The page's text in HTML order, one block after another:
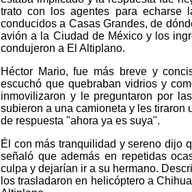
trato con los agentes para echarse
conducidos a Casas Grandes, de
avión a la Ciudad de México y los
condujeron a El Altiplano.
Héctor Mario, fue más breve y
escuchó que quebraban vidrios y
inmovilizaron y le preguntaron por
subieron a una camioneta y les tiraron
de respuesta "ahora ya es suya".
Él con más tranquilidad y sereno dijo
señaló que además en repetidas
culpa y dejarían ir a su hermano.
los trasladaron en helicóptero a